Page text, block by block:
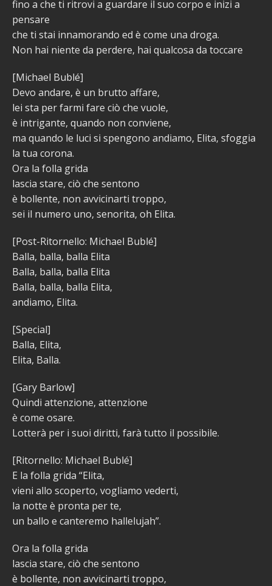
fino a che ti ritrovi a guardare il suo corpo e inizi a
pensare
che ti stai innamorando ed è come una droga.
Non hai niente da perdere, hai qualcosa da toccare
[Michael Bublé]
Devo andare, è un brutto affare,
lei sta per farmi fare ciò che vuole,
è intrigante, quando non conviene,
ma quando le luci si spengono andiamo, Elita, sfoggia
la tua corona.
Ora la folla grida
lascia stare, ciò che sentono
è bollente, non avvicinarti troppo,
sei il numero uno, senorita, oh Elita.
[Post-Ritornello: Michael Bublé]
Balla, balla, balla Elita
Balla, balla, balla Elita
Balla, balla, balla Elita,
andiamo, Elita.
[Special]
Balla, Elita,
Elita, Balla.
[Gary Barlow]
Quindi attenzione, attenzione
è come osare.
Lotterà per i suoi diritti, farà tutto il possibile.
[Ritornello: Michael Bublé]
E la folla grida “Elita,
vieni allo scoperto, vogliamo vederti,
la notte è pronta per te,
un ballo e canteremo hallelujah”.
Ora la folla grida
lascia stare, ciò che sentono
è bollente, non avvicinarti troppo,